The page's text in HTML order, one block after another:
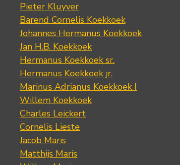
Pieter Kluyver
Barend Cornelis Koekkoek
Johannes Hermanus Koekkoek
Jan H.B. Koekkoek
Hermanus Koekkoek sr.
Hermanus Koekkoek jr.
Marinus Adrianus Koekkoek I
Willem Koekkoek
Charles Leickert
Cornelis Lieste
Jacob Maris
Matthijs Maris